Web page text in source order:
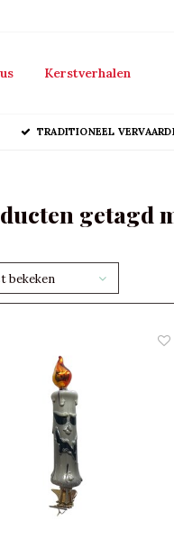
Kerstverhalen
TRADITIONEEL
getagd
bekeken